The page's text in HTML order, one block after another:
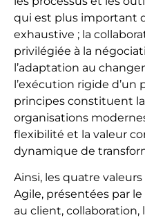
qui est plus important
exhaustive ; la
privilégiée à la
l’adaptation au
l’exécution rigide d’un
principes constituent
organisations
flexibilité et la valeur
dynamique de
Ainsi, les quatre
Agile, présentées par
au client,